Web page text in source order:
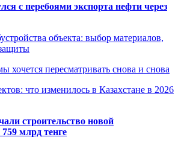
с перебоями экспорта нефти через
объекта: выбор материалов,
хочется пересматривать снова и снова
что изменилось в Казахстане в 2026
строительство новой
млрд тенге